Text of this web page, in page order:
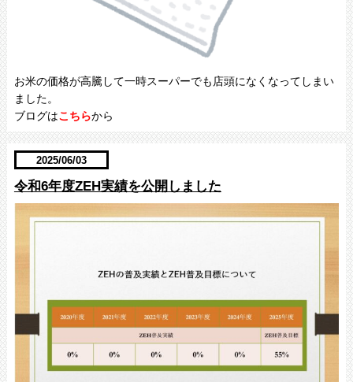
お米の価格が高騰して一時スーパーでも店頭になくなってしまい
ました。
ブログはこちらから
2025/06/03
令和6年度ZEH実績を公開しました